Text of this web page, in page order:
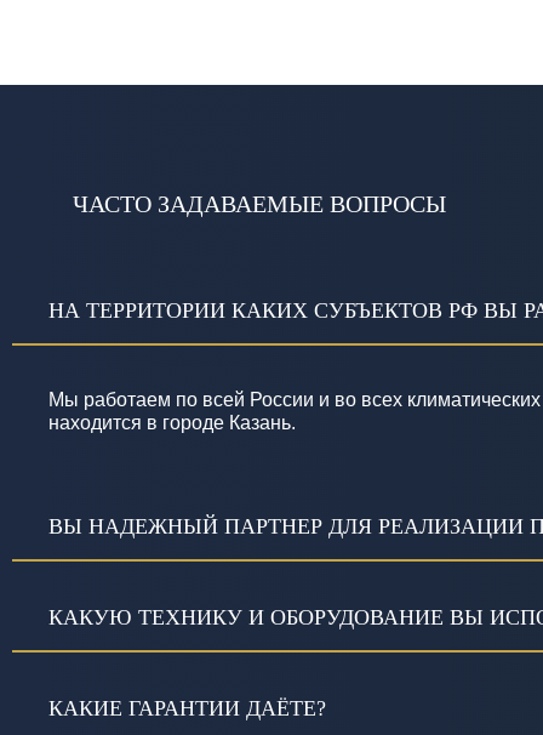
ЧАСТО ЗАДАВАЕМЫЕ ВОПРОСЫ
НА ТЕРРИТОРИИ КАКИХ СУБЪЕКТОВ РФ ВЫ
Мы работаем по всей России и во всех
находится в городе Казань.
ВЫ НАДЕЖНЫЙ ПАРТНЕР ДЛЯ РЕАЛИЗАЦИИ
КАКУЮ ТЕХНИКУ И ОБОРУДОВАНИЕ ВЫ
КАКИЕ ГАРАНТИИ ДАЁТЕ?